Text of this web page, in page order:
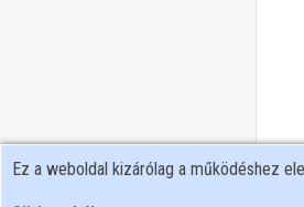
Ez a weboldal kizárólag a működéshez